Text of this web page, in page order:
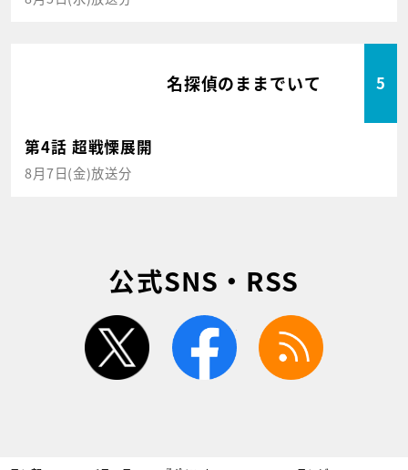
名探偵のままでいて 5
第4話 超戦慄展開
8月7日(金)放送分
公式SNS・RSS
twitter facebook